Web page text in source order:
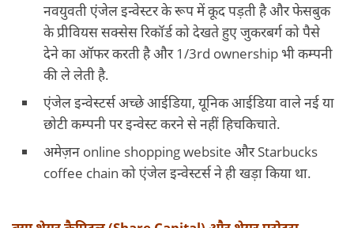
नवयुवती एंजेल इन्वेस्टर के रूप में कूद पड़ती है और फेसबुक
के प्रीवियस सक्सेस रिकॉर्ड को देखते हुए जुकरबर्ग को पैसे
देने का ऑफर करती है और 1/3rd ownership भी कम्पनी
की ले लेती है.
एंजेल इन्वेस्टर्स अच्छे आईडिया, यूनिक आईडिया वाले नई या
छोटी कम्पनी पर इन्वेस्ट करने से नहीं हिचकिचाते.
अमेज़न online shopping website और Starbucks
coffee chain को एंजेल इन्वेस्टर्स ने ही खड़ा किया था.